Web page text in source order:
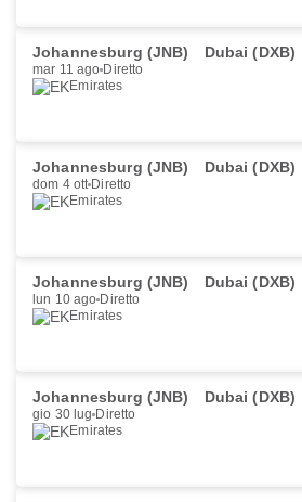
Johannesburg (JNB) Dubai (DXB)
mar 11 ago Diretto
Emirates
Johannesburg (JNB) Dubai (DXB)
dom 4 ott Diretto
Emirates
Johannesburg (JNB) Dubai (DXB)
lun 10 ago Diretto
Emirates
Johannesburg (JNB) Dubai (DXB)
gio 30 lug Diretto
Emirates